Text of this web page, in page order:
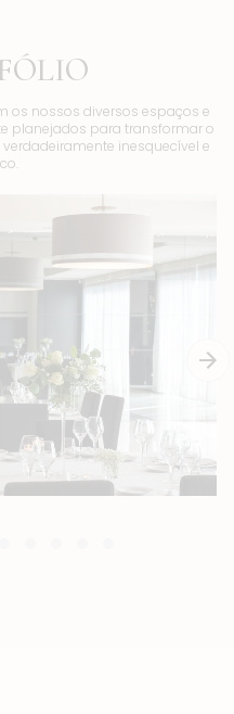
os nossos diversos espaços e
planejados para transformar o
inesquecível e